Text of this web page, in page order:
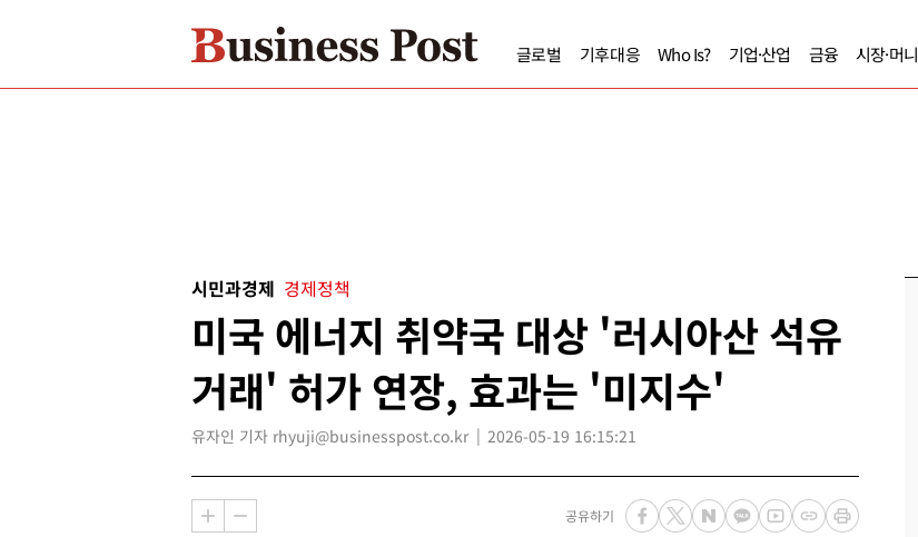
글로벌 기후대응 Who Is? 기업·산업 금융 시장·머니
시민과경제 경제정책
미국 에너지 취약국 대상 '러시아산 석유
거래' 허가 연장, 효과는 '미지수'
유자인 기자 rhyuji@businesspost.co.kr 2026-05-19 16:15:21
공유하기